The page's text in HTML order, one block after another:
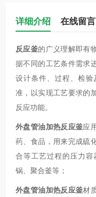
详细介绍 在线留言
反应釜的广义理解即有
据不同的工艺条件需求
设计条件、过程、检验
准，以实现工艺要求的
反应功能。
外盘管油加热反应釜应
药、食品，用来完成硫
合等工艺过程的压力
锅、聚合釜等；
外盘管油加热反应釜材